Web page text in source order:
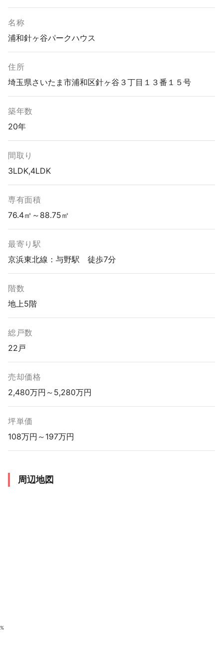
名称
浦和針ヶ谷パークハウス
住所
埼玉県さいたま市浦和区針ヶ谷３丁目１３番１５号
築年数
20年
間取り
3LDK,4LDK
専有面積
76.4㎡～88.75㎡
最寄り駅
京浜東北線：与野駅 徒歩7分
階数
地上5階
総戸数
22戸
売却価格
2,480万円～5,280万円
坪単価
108万円～197万円
周辺地図
%